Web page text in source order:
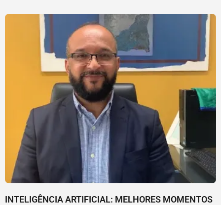
INTELIGÊNCIA ARTIFICIAL: MELHORES MOMENTOS